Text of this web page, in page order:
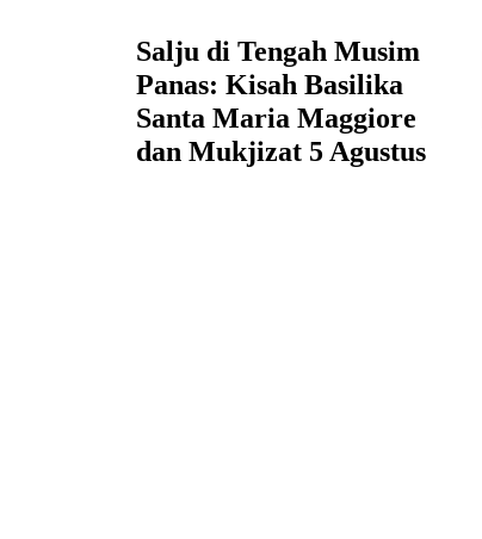
Salju di Tengah Musim
Panas: Kisah Basilika
Santa Maria Maggiore
dan Mukjizat 5 Agustus